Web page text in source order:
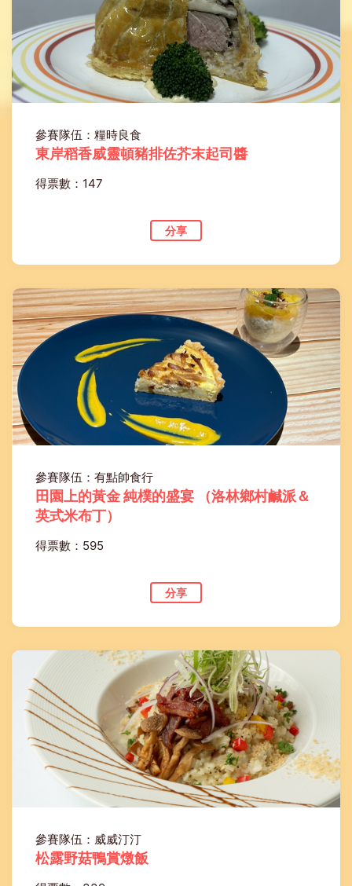
參賽隊伍：糧時良食
東岸稻香威靈頓豬排佐芥末起司醬
得票數：147
分享
參賽隊伍：有點帥食行
田園上的黃金 純樸的盛宴 （洛林鄉村鹹派＆
英式米布丁）
得票數：595
分享
參賽隊伍：威威汀汀
松露野菇鴨賞燉飯